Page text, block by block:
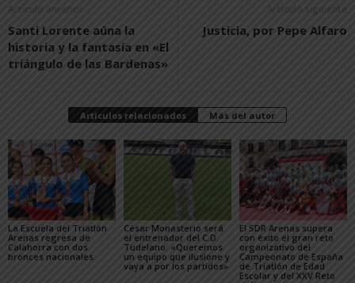
Artículo anterior
Santi Lorente aúna la
historia y la fantasía en «El
triángulo de las Bardenas»
Artículo siguiente
Justicia, por Pepe Alfaro
Artículos relacionados Más del autor
La Escuela del Triatlón
Arenas regresa de
Calahorra con dos
bronces nacionales
César Monasterio será
el entrenador del C.D.
Tudelano: «Queremos
un equipo que ilusione y
vaya a por los partidos»
El SDR Arenas supera
con éxito el gran reto
organizativo del
Campeonato de España
de Triatlón de Edad
Escolar y del XXV Reto